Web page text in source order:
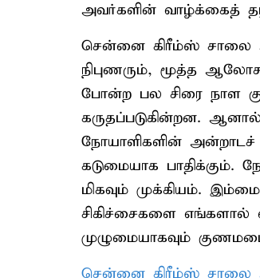
அவர்களின் வாழ்க்கைத்
சென்னை கிரீம்ஸ் சாலை
நிபுணரும், மூத்த
போன்ற பல சிரை நாள
கருதப்படுகின்றன.
நோயாளிகளின்
கடுமையாக பாதிக்கும்.
மிகவும் முக்கியம்.
சிகிச்சைகளை எங்களால்
முழுமையாகவும்
சென்னை கிரீம்ஸ்